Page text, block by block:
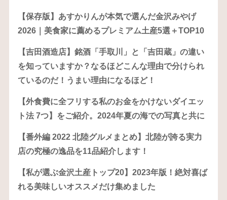
【保存版】あすかりんが本気で選んだ金沢みやげ
2026｜美食家に薦めるプレミアム土産5選＋TOP10
【吉田酒造店】銘酒「手取川」と「吉田蔵」の違い
を知っていますか？なるほどこんな理由で分けられ
ているのだ！うまい理由になるほど！
【外食費に全フリする私のお金をかけないダイエッ
ト法 7つ】をご紹介。2024年夏の海での写真と共に
【番外編 2022 北陸グルメまとめ】北陸が誇る実力
店の究極の逸品を11品紹介します！
【私が選ぶ金沢土産トップ20】2023年版！絶対喜ば
れる美味しいオススメだけ集めました